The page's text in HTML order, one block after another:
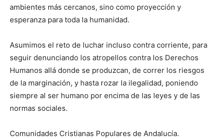
ambientes más cercanos, sino como proyección y
esperanza para toda la humanidad.
Asumimos el reto de luchar incluso contra corriente, para
seguir denunciando los atropellos contra los Derechos
Humanos allá donde se produzcan, de correr los riesgos
de la marginación, y hasta rozar la ilegalidad, poniendo
siempre al ser humano por encima de las leyes y de las
normas sociales.
Comunidades Cristianas Populares de Andalucía.